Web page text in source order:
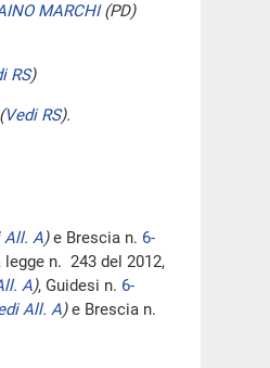
MARCHI(PD)
RS)
(Vedi RS).
All. A)e Brescia n. 6-
n. 243 del 2012,
A), Guidesi n. 6-
All. A)e Brescia n.